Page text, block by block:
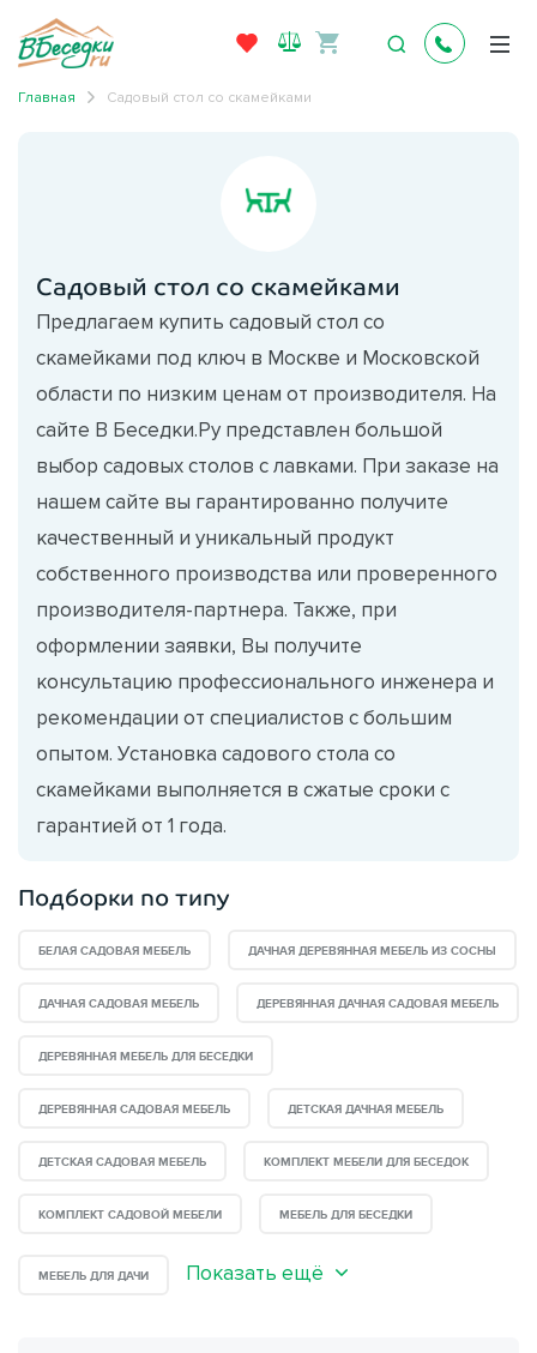
Главная Садовый стол со скамейками
Садовый стол со скамейками
Предлагаем купить садовый стол со
скамейками под ключ в Москве и Московской
области по низким ценам от производителя. На
сайте В Беседки.Ру представлен большой
выбор садовых столов с лавками. При заказе на
нашем сайте вы гарантированно получите
качественный и уникальный продукт
собственного производства или проверенного
производителя-партнера. Также, при
оформлении заявки, Вы получите
консультацию профессионального инженера и
рекомендации от специалистов с большим
опытом. Установка садового стола со
скамейками выполняется в сжатые сроки с
гарантией от 1 года.
Подборки по типу
БЕЛАЯ САДОВАЯ МЕБЕЛЬ ДАЧНАЯ ДЕРЕВЯННАЯ МЕБЕЛЬ ИЗ СОСНЫ
ДАЧНАЯ САДОВАЯ МЕБЕЛЬ ДЕРЕВЯННАЯ ДАЧНАЯ САДОВАЯ МЕБЕЛЬ
ДЕРЕВЯННАЯ МЕБЕЛЬ ДЛЯ БЕСЕДКИ
ДЕРЕВЯННАЯ САДОВАЯ МЕБЕЛЬ ДЕТСКАЯ ДАЧНАЯ МЕБЕЛЬ
ДЕТСКАЯ САДОВАЯ МЕБЕЛЬ КОМПЛЕКТ МЕБЕЛИ ДЛЯ БЕСЕДОК
КОМПЛЕКТ САДОВОЙ МЕБЕЛИ МЕБЕЛЬ ДЛЯ БЕСЕДКИ
МЕБЕЛЬ ДЛЯ ДАЧИ Показать ещё